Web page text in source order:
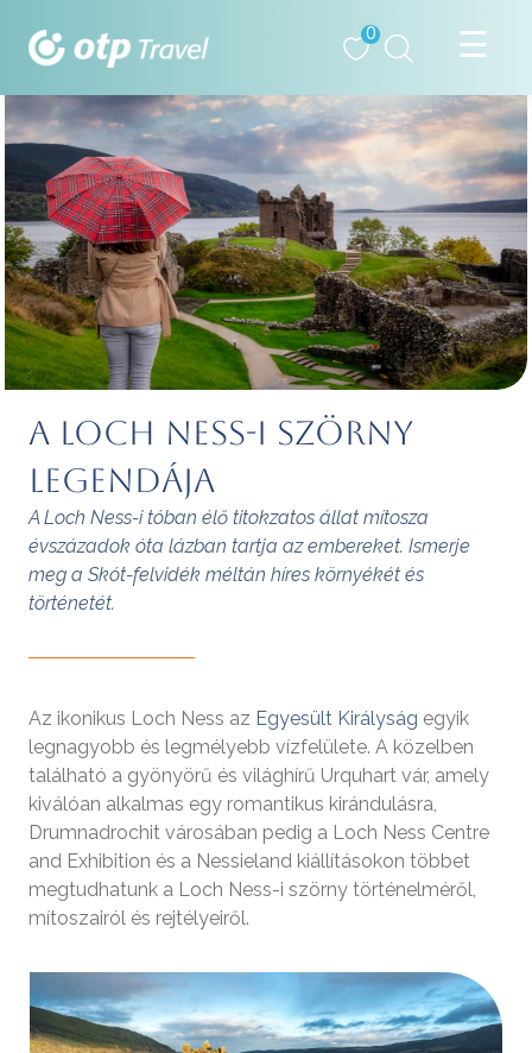
0
A Loch Ness-i szörny
legendája
A Loch Ness-i tóban élő titokzatos állat mítosza
évszázadok óta lázban tartja az embereket. Ismerje
meg a Skót-felvidék méltán híres környékét és
történetét.
Az ikonikus Loch Ness az Egyesült Királyság egyik
legnagyobb és legmélyebb vízfelülete. A közelben
található a gyönyörű és világhírű Urquhart vár, amely
kiválóan alkalmas egy romantikus kirándulásra,
Drumnadrochit városában pedig a Loch Ness Centre
and Exhibition és a Nessieland kiállításokon többet
megtudhatunk a Loch Ness-i szörny történelméről,
mítoszairól és rejtélyeiről.